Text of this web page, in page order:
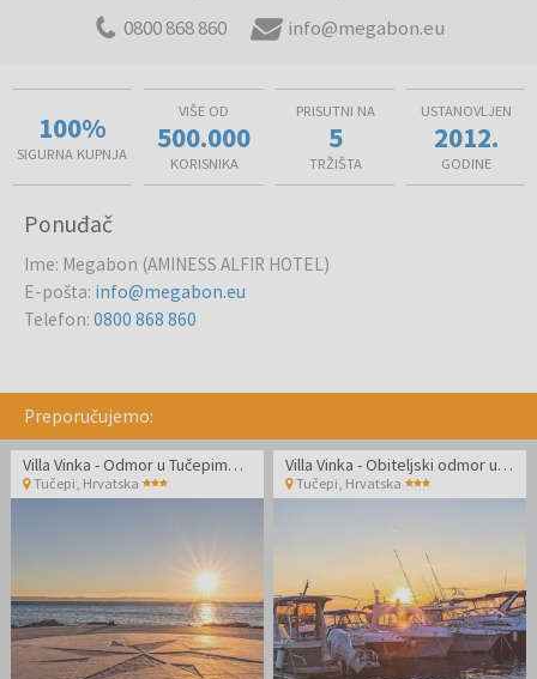
0800 868 860 info@megabon.eu
100%
SIGURNA KUPNJA
VIŠE OD
500.000
KORISNIKA
PRISUTNI NA
5
TRŽIŠTA
USTANOVLJEN
2012.
GODINE
Ponuđač
Ime: Megabon (AMINESS ALFIR HOTEL)
E-pošta: info@megabon.eu
Telefon: 0800 868 860
Preporučujemo:
Villa Vinka - Odmor u Tučepima izvan glavne sezone
Tučepi Hrvatska
Villa Vinka - Obiteljski odmor u Tučepima izvan glavne sezone
Tučepi Hrvatska